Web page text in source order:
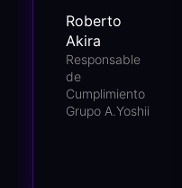
Roberto
Akira
Responsable
de
Cumplimiento
Grupo A.Yoshii